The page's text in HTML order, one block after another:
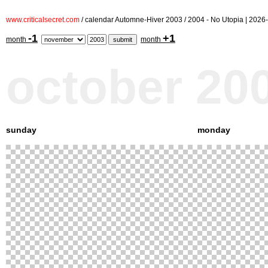
www.criticalsecret.com / calendar Automne-Hiver 2003 / 2004 - No Utopia |
month -1 month +1
sunday monday